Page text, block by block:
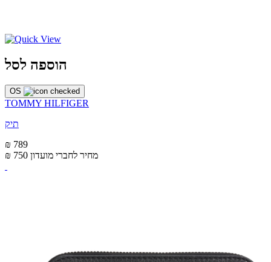
הוספה לסל
OS
TOMMY HILFIGER
תיק
₪ 789
₪ 750 מחיר לחברי מועדון